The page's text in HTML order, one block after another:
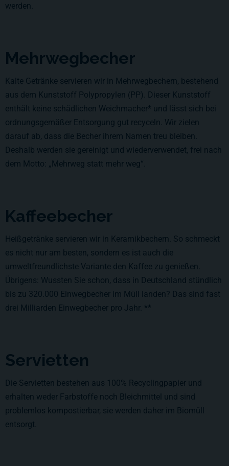
werden.
Mehrwegbecher
Kalte Getränke servieren wir in Mehrwegbechern, bestehend
aus dem Kunststoff Polypropylen (PP). Dieser Kunststoff
enthält keine schädlichen Weichmacher* und lässt sich bei
ordnungsgemäßer Entsorgung gut recyceln. Wir zielen
darauf ab, dass die Becher ihrem Namen treu bleiben.
Deshalb werden sie gereinigt und wiederverwendet, frei nach
dem Motto: „Mehrweg statt mehr weg“.
Kaffeebecher
Heißgetränke servieren wir in Keramikbechern. So schmeckt
es nicht nur am besten, sondern es ist auch die
umweltfreundlichste Variante den Kaffee zu genießen.
Übrigens: Wussten Sie schon, dass in Deutschland stündlich
bis zu 320.000 Einwegbecher im Müll landen? Das sind fast
drei Milliarden Einwegbecher pro Jahr. **
Servietten
Die Servietten bestehen aus 100% Recyclingpapier und
erhalten weder Farbstoffe noch Bleichmittel und sind
problemlos kompostierbar, sie werden daher im Biomüll
entsorgt.